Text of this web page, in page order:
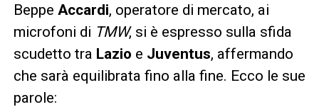
Beppe Accardi, operatore di mercato, ai
microfoni di TMW, si è espresso sulla sfida
scudetto tra Lazio e Juventus, affermando
che sarà equilibrata fino alla fine. Ecco le sue
parole: